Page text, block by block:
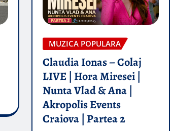
MUZICA POPULARA
Claudia Ionas – Colaj
LIVE | Hora Miresei |
Nunta Vlad & Ana |
Akropolis Events
Craiova | Partea 2